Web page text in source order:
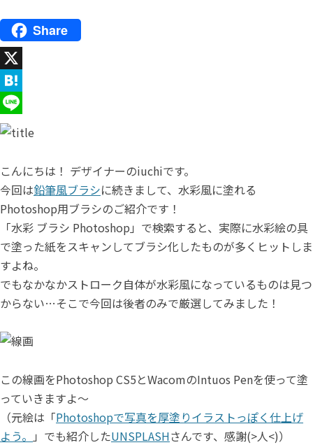
Share
X
H
a
e
n
a
L
n
e
こんにちは！ デザイナーのiuchiです。
今回は鉛筆風ブラシに続きまして、水彩風に塗れる
Photoshop用ブラシのご紹介です！
「水彩 ブラシ Photoshop」で検索すると、実際に水彩絵の具
で塗った紙をスキャンしてブラシ化したものが多くヒットしま
すよね。
でもなかなかストローク自体が水彩風になっているものは見つ
からない…そこで今回は後者のみで厳選してみました！
この線画をPhotoshop CS5とWacomのIntuos Penを使って塗
っていきますよ～
（元絵は「Photoshopで写真を厚塗りイラストっぽく仕上げ
よう。 」でも紹介したUNSPLASHさんです、感謝(>人<)）